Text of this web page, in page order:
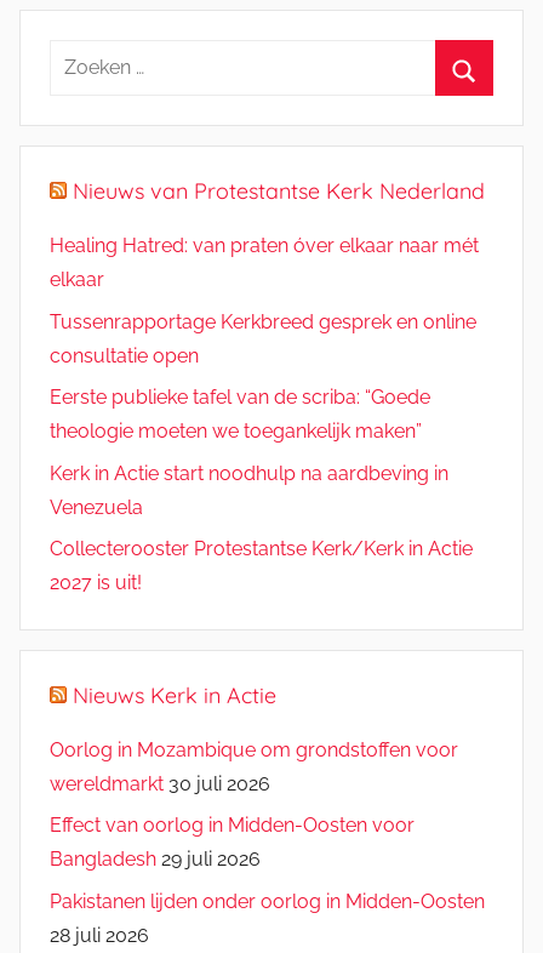
Zoeken
Nieuws van Protestantse Kerk Nederland
Healing Hatred: van praten óver elkaar naar mét
elkaar
Tussenrapportage Kerkbreed gesprek en online
consultatie open
Eerste publieke tafel van de scriba: “Goede
theologie moeten we toegankelijk maken”
Kerk in Actie start noodhulp na aardbeving in
Venezuela
Collecterooster Protestantse Kerk/Kerk in Actie
2027 is uit!
Nieuws Kerk in Actie
Oorlog in Mozambique om grondstoffen voor
wereldmarkt 30 juli 2026
Effect van oorlog in Midden-Oosten voor
Bangladesh 29 juli 2026
Pakistanen lijden onder oorlog in Midden-Oosten
28 juli 2026